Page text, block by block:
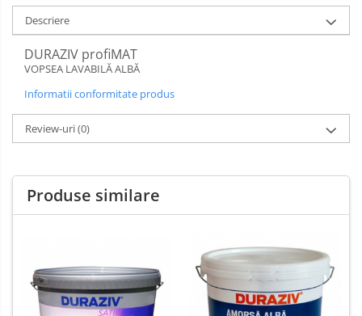
Descriere
DURAZIV profiMAT
VOPSEA LAVABILĂ ALBĂ
Informatii conformitate produs
Review-uri(0)
Produse similare